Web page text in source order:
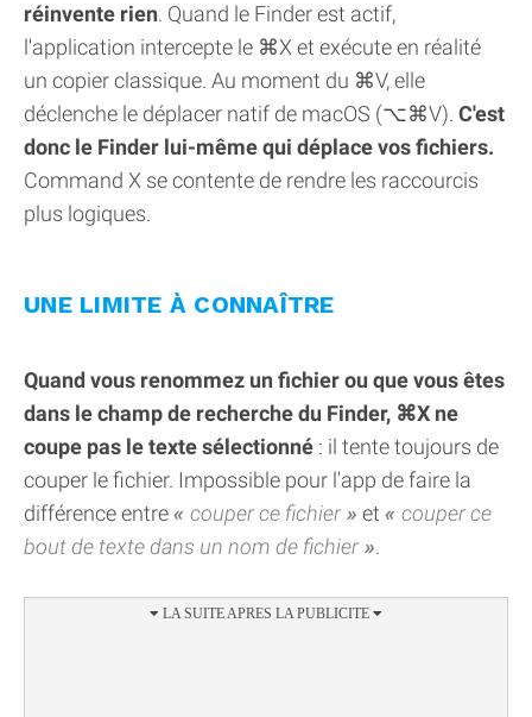
réinvente rien. Quand le Finder est actif,
l'application intercepte le ⌘X et exécute en réalité
un copier classique. Au moment du ⌘V, elle
déclenche le déplacer natif de macOS (⌥⌘V). C'est
donc le Finder lui-même qui déplace vos fichiers.
Command X se contente de rendre les raccourcis
plus logiques.
UNE LIMITE À CONNAÎTRE
Quand vous renommez un fichier ou que vous êtes
dans le champ de recherche du Finder, ⌘X ne
coupe pas le texte sélectionné : il tente toujours de
couper le fichier. Impossible pour l'app de faire la
différence entre
couper ce fichier et
couper ce
bout de texte dans un nom de fichier
.